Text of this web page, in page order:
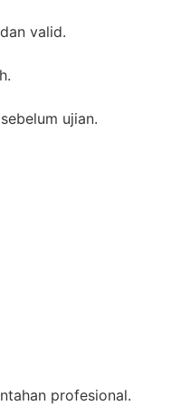
valid.
ujian.
profesional.